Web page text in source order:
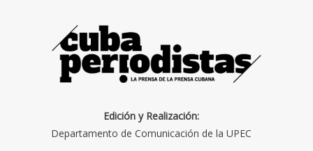
Edición y Realización:
Departamento de Comunicación de la UPEC